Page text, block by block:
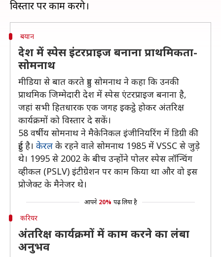
बयान
देश में स्पेस इंटरप्राइज बनाना प्राथमिकता-
सोमनाथ
मीडिया से बात करते हुए सोमनाथ ने कहा कि उनकी
प्राथमिक जिम्मेदारी देश में स्पेस एंटरप्राइज बनाना है,
जहां सभी हितधारक एक जगह इकट्ठे होकर अंतरिक्ष
कार्यक्रमों को विस्तार दे सकें।
58 वर्षीय सोमनाथ ने मैकेनिकल इंजीनियरिंग में डिग्री की
हुई है। केरल के रहने वाले सोमनाथ 1985 में VSSC से जुड़े
थे। 1995 से 2002 के बीच उन्होंने पोलर स्पेस लॉन्चिंग
व्हीकल (PSLV) इंटीग्रेशन पर काम किया था और वो इस
प्रोजेक्ट के मैनेजर थे।
आपने 20% पढ़ लिया है
करियर
अंतरिक्ष कार्यक्रमों में काम करने का लंबा
अनुभव